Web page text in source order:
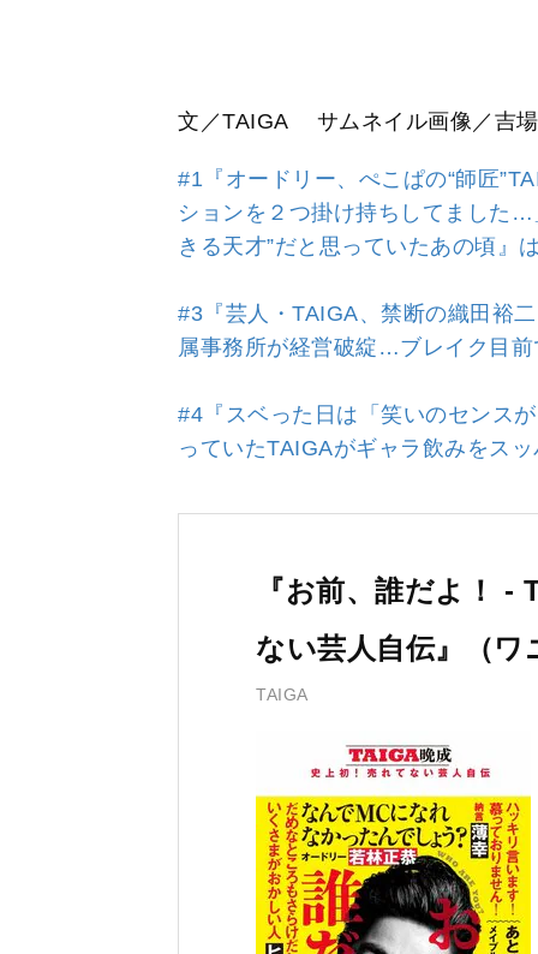
文／TAIGA サムネイル画像／吉
#1『オードリー、ぺこぱの“師匠
ションを２つ掛け持ちしてました
きる天才”だと思っていたあの頃』
#3『芸人・TAIGA、禁断の織田裕
属事務所が経営破綻…ブレイク目
#4『スベった日は「笑いのセンス
っていたTAIGAがギャラ飲みをス
『お前、誰だよ！ -
ない芸人自伝』（ワ
TAIGA